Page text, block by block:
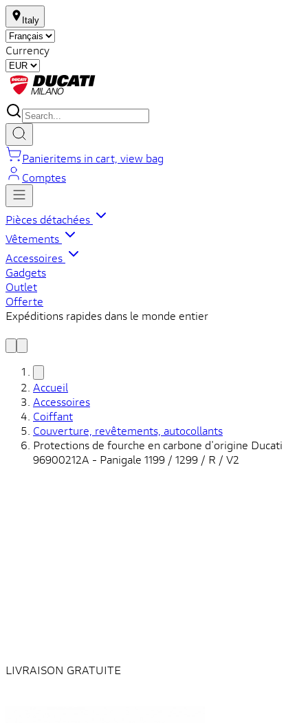
Italy
Currency
Panieritems in cart, view bag
Comptes
Pièces détachées
Vêtements
Accessoires
Gadgets
Outlet
Offerte
Expéditions rapides dans le monde entier
Accueil
Accessoires
Coiffant
Couverture, revêtements, autocollants
Protections de fourche en carbone d'origine Ducati
96900212A - Panigale 1199 / 1299 / R / V2
LIVRAISON GRATUITE